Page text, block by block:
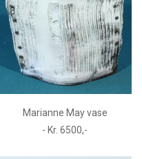
Marianne May vase
- Kr. 6500,-